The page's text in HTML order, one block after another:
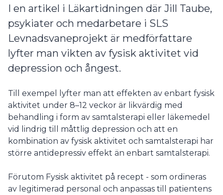
I en artikel i Läkartidningen där Jill Taube,
psykiater och medarbetare i SLS
Levnadsvaneprojekt är medförfattare
lyfter man vikten av fysisk aktivitet vid
depression och ångest.
Till exempel lyfter man att effekten av enbart fysisk
aktivitet under 8–12 veckor är likvärdig med
behandling i form av samtalsterapi eller läkemedel
vid lindrig till måttlig depression och att en
kombination av fysisk aktivitet och samtalsterapi har
större antidepressiv effekt än enbart samtalsterapi.
Förutom Fysisk aktivitet på recept - som ordineras
av legitimerad personal och anpassas till patientens